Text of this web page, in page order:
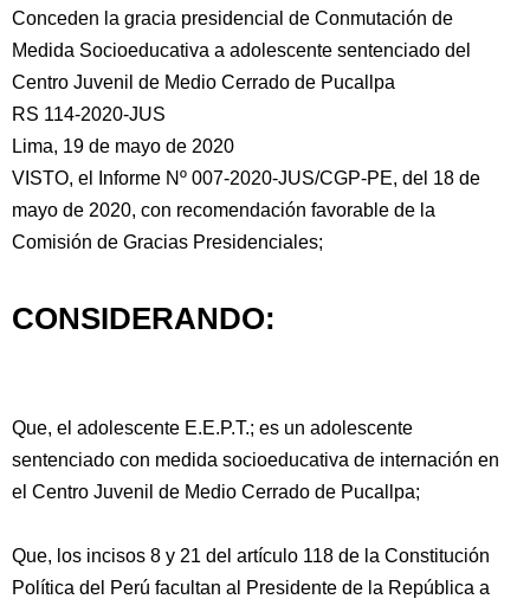
Conceden la gracia presidencial de Conmutación de
Medida Socioeducativa a adolescente sentenciado del
Centro Juvenil de Medio Cerrado de Pucallpa
RS 114-2020-JUS
Lima, 19 de mayo de 2020
VISTO, el Informe Nº 007-2020-JUS/CGP-PE, del 18 de
mayo de 2020, con recomendación favorable de la
Comisión de Gracias Presidenciales;
CONSIDERANDO:
Que, el adolescente E.E.P.T.; es un adolescente
sentenciado con medida socioeducativa de internación en
el Centro Juvenil de Medio Cerrado de Pucallpa;
Que, los incisos 8 y 21 del artículo 118 de la Constitución
Política del Perú facultan al Presidente de la República a